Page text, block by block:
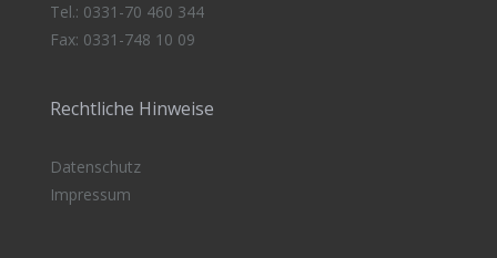
Tel.: 0331-70 460 344
Fax: 0331-748 10 09
Rechtliche Hinweise
Datenschutz
Impressum